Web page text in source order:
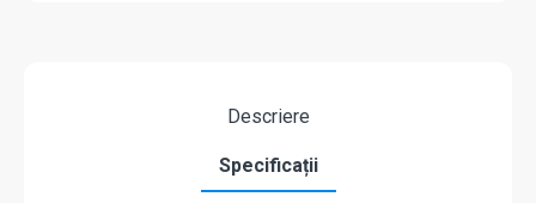
Descriere
Specificații